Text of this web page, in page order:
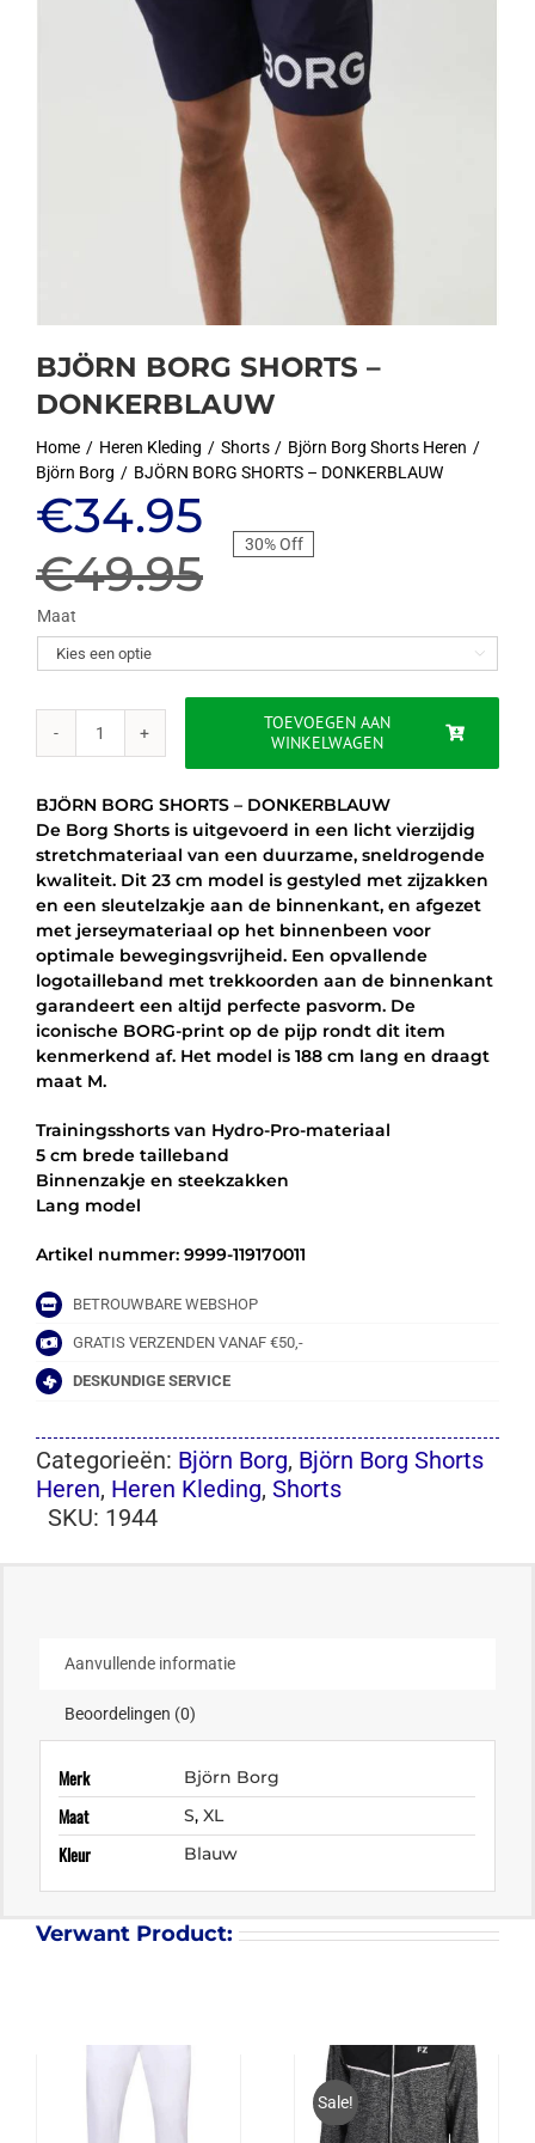
BJÖRN BORG SHORTS –
DONKERBLAUW
Home Heren Kleding Shorts
Björn Borg Shorts Heren
Björn Borg
BJÖRN BORG SHORTS – DONKERBLAUW
€49.95
Oorspronkelijke
prijs
was:
€49.95.
€34.95
Huidige
prijs
is:
€34.95.
30% Off
Maat

BJÖRN
DONKERBLAUW
aantal
TOEVOEGEN AAN
WINKELWAGEN
BJÖRN BORG SHORTS – DONKERBLAUW
De Borg Shorts is uitgevoerd in een licht vierzijdig
stretchmateriaal van een duurzame, sneldrogende
kwaliteit. Dit 23 cm model is gestyled met zijzakken
en een sleutelzakje aan de binnenkant, en afgezet
met jerseymateriaal op het binnenbeen voor
optimale bewegingsvrijheid. Een opvallende
logotailleband met trekkoorden aan de binnenkant
garandeert een altijd perfecte pasvorm. De
iconische BORG-print op de pijp rondt dit item
kenmerkend af. Het model is 188 cm lang en draagt
maat M.
Trainingsshorts van Hydro-Pro-materiaal
5 cm brede tailleband
Binnenzakje en steekzakken
Lang model
Artikel nummer: 9999-119170011
BETROUWBARE WEBSHOP
GRATIS VERZENDEN VANAF €50,-
DESKUNDIGE SERVICE
Categorieën: Björn Borg, Björn Borg Shorts
Heren, Heren Kleding, Shorts
SKU: 1944
Aanvullende informatie
Beoordelingen (0)
Merk Björn Borg
Maat S,XL
Kleur Blauw
Verwant Product:
Sale!